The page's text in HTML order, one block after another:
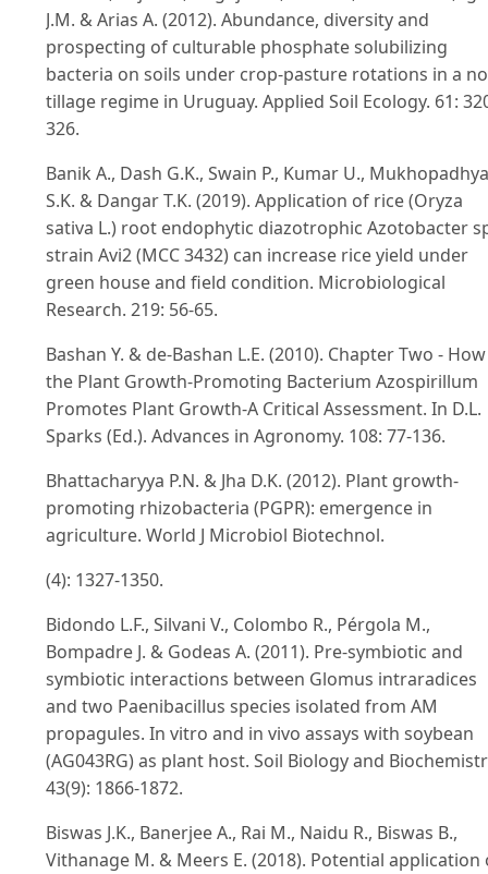
J.M. & Arias A. (2012). Abundance, diversity and
prospecting of culturable phosphate solubilizing
bacteria on soils under crop-pasture rotations in a
tillage regime in Uruguay. Applied Soil Ecology. 61:
326.
Banik A., Dash G.K., Swain P., Kumar U.,
S.K. & Dangar T.K. (2019). Application of rice (Oryza
sativa L.) root endophytic diazotrophic Azotobacter
strain Avi2 (MCC 3432) can increase rice yield under
green house and field condition. Microbiological
Research. 219: 56-65.
Bashan Y. & de-Bashan L.E. (2010). Chapter Two - How
the Plant Growth-Promoting Bacterium Azospirillum
Promotes Plant Growth-A Critical Assessment. In D.L.
Sparks (Ed.). Advances in Agronomy. 108: 77-136.
Bhattacharyya P.N. & Jha D.K. (2012). Plant growth-
promoting rhizobacteria (PGPR): emergence in
agriculture. World J Microbiol Biotechnol.
(4): 1327-1350.
Bidondo L.F., Silvani V., Colombo R., Pérgola M.,
Bompadre J. & Godeas A. (2011). Pre-symbiotic and
symbiotic interactions between Glomus intraradices
and two Paenibacillus species isolated from AM
propagules. In vitro and in vivo assays with soybean
(AG043RG) as plant host. Soil Biology and
43(9): 1866-1872.
Biswas J.K., Banerjee A., Rai M., Naidu R., Biswas B.,
Vithanage M. & Meers E. (2018). Potential application